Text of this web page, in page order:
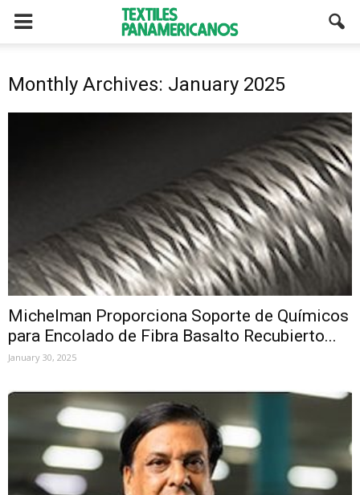
Monthly Archives: January 2025
Michelman Proporciona Soporte de Químicos
para Encolado de Fibra Basalto Recubierto...
January 30, 2025